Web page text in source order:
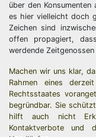
über den
es hier vielleicht doch
Zeichen sind
offen propagiert,
werdende
Machen wir uns klar,
Rahmen eines
Rechtsstaates
begründbar. Sie
hilft auch nicht
Kontaktverbote und